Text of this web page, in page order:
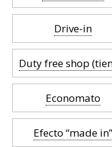
Drive-in
Economato
Efecto “made in”